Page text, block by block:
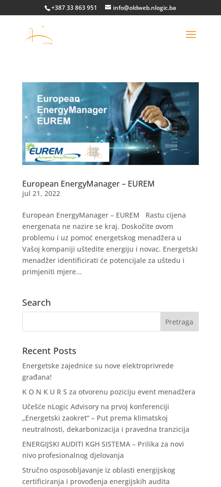
+387 33 863 951 info@oldweb.nlogic.ba
European EnergyManager – EUREM
jul 21, 2022
European EnergyManager – EUREM Rastu cijena
energenata ne nazire se kraj. Doskočite ovom
problemu i uz pomoć energetskog menadžera u
Vašoj kompaniji uštedite energiju i novac. Energetski
menadžer identificirati će potencijale za uštedu i
primjeniti mjere...
Search
Recent Posts
Energetske zajednice su nove elektroprivrede
građana!
K O N K U R S za otvorenu poziciju event menadžera
Učešće nLogic Advisory na prvoj konferenciji
„Energetski zaokret“ – Put prema klimatskoj
neutralnosti, dekarbonizacija i pravedna tranzicija
ENERGIJSKI AUDITI KGH SISTEMA – Prilika za novi
nivo profesionalnog djelovanja
Stručno osposobljavanje iz oblasti energijskog
certificiranja i provođenja energijskih audita